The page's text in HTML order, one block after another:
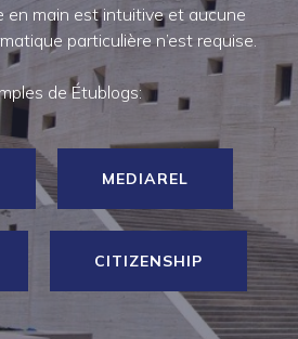
en main est intuitive et aucune
particulière n’est requise.
de Étublogs:
MEDIAREL
CITIZENSHIP